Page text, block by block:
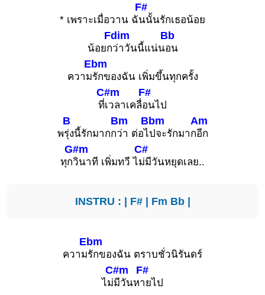
* เพราะเมื่อวาน ฉั
F#
นนั้นรักเธอน้อย
น้อยก
Fdim
ว่าวันนี้แน่น
Bb
อน
ความ
Ebm
รักของฉัน เพิ่มขึ้นทุกครั้ง
ที่
C#m
เวลาเคลื่
F#
อนไป
พ
B
รุ่งนี้รักมากก
Bm
ว่า ต่อไ
Bbm
ปจะรักมาก
Am
อีก
ทุก
G#m
วินาที เพิ่มทวี ไ
C#
ม่มีวันหยุดเลย..
INSTRU : | F#| Fm Bb|
ความ
Ebm
รักของฉัน ตราบชั่วนิรันดร์
ไม่
C#m
มีวันห
F#
ายไป